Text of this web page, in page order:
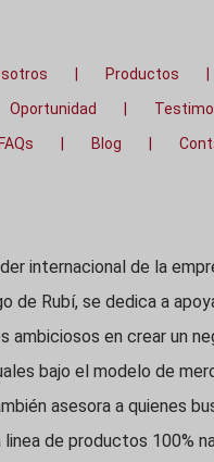
Productos
Oportunidad
Blog
internacional de la
de Rubí, se dedica a
ambiciosos en crear un
bajo el modelo de
asesora a quienes
linea de productos 100%